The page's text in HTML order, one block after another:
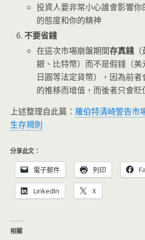
投資人要非常小心誰會影響你
的態度和你的精神
不要省錢
在這次市場崩盤期間存真錢
銀、比特幣）而不是假錢（美
日圓等法定貨幣），因為前者
的推移而增值，而後者只會貶
上述整理自此篇： 羅伯特清崎警告市
生存規則
分享此文：
電子郵件 列印
LinkedIn X
相關